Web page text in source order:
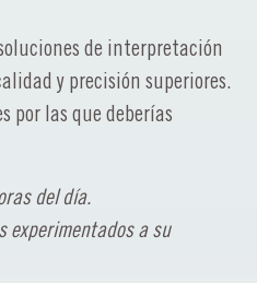
de interpretación
y precisión superiores.
por las que deberías
del día.
experimentados a su